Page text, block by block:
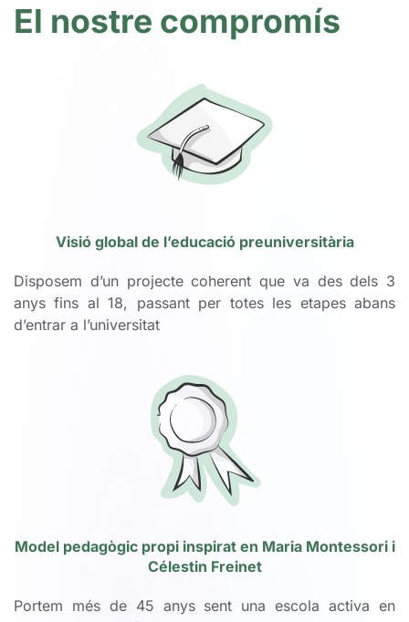
El nostre compromís
Visió global de l’educació preuniversitària
Disposem d’un projecte coherent que va des dels 3
anys fins al 18, passant per totes les etapes abans
d’entrar a l’universitat
Model pedagògic propi inspirat en Maria Montessori i
Célestin Freinet
Portem més de 45 anys sent una escola activa en